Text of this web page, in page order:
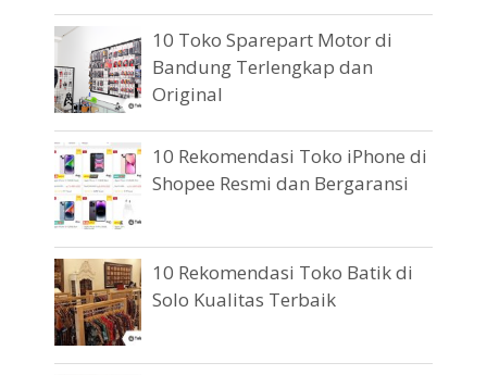
10 Toko Sparepart Motor di
Bandung Terlengkap dan
Original
10 Rekomendasi Toko iPhone di
Shopee Resmi dan Bergaransi
10 Rekomendasi Toko Batik di
Solo Kualitas Terbaik